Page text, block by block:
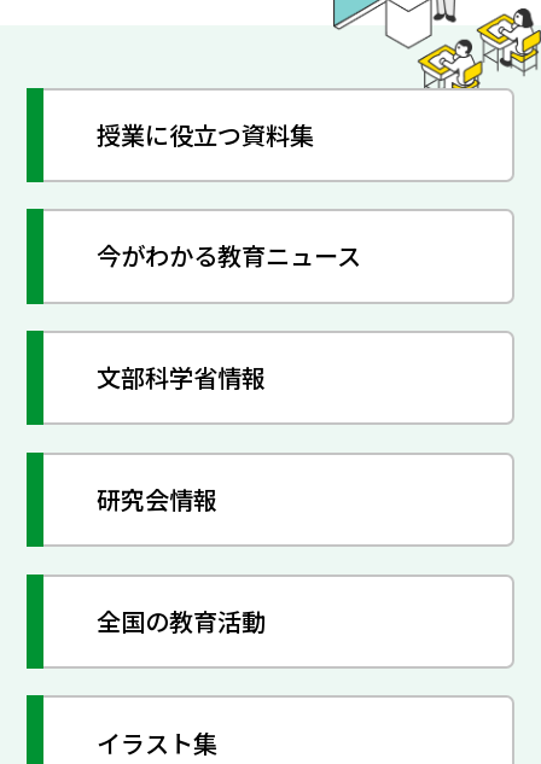
授業に役立つ資料集
今がわかる教育ニュース
文部科学省情報
研究会情報
全国の教育活動
イラスト集